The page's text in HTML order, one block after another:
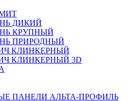
ДИКИЙ
КРУПНЫЙ
ПРИРОДНЫЙ
КЛИНКЕРНЫЙ
КЛИНКЕРНЫЙ 3D